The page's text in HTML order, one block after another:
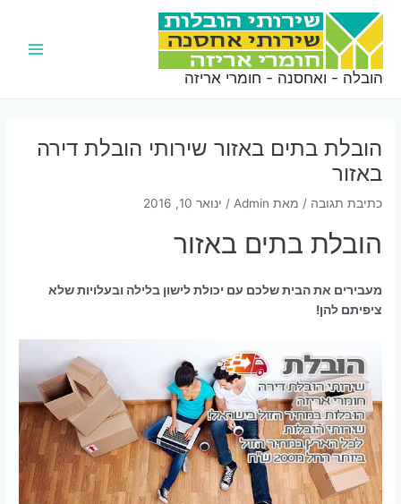
הובלה - ואחסנה - חומרי אריזה
הובלת בתים באזור שירותי הובלת דירה
באזור
כתיבת תגובה / מאת Admin
/ ינואר 10, 2016
הובלת בתים באזור
מעבירים את הבית שלכם עם יכולת לישון בלילה ובעלויות שלא
ציפיתם להן!